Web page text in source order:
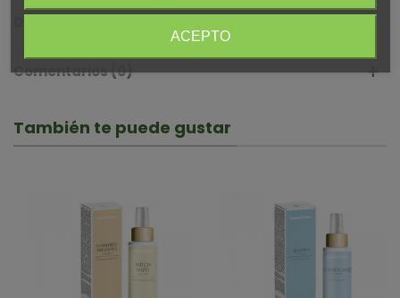
Comentarios (0)
También te puede gustar
ACEPTO